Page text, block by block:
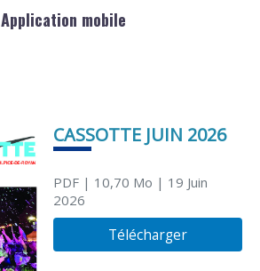
Application mobile
CASSOTTE JUIN 2026
PDF| 10,70 Mo | 19 Juin
2026
Télécharger